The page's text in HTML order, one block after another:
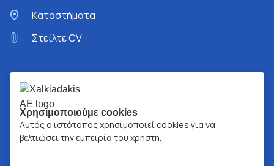
Kαταστήματα
Στείλτε CV
Χρησιμοποιούμε cookies
Αυτός ο ιστότοπος χρησιμοποιεί cookies για να
βελτιώσει την εμπειρία του χρήστη.